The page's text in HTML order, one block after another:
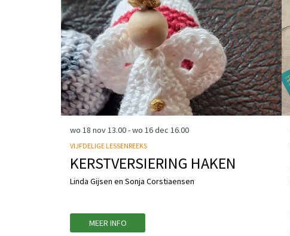
KERSTVERSIERING HAKEN
Linda Gijsen en Sonja Corstiaensen
VIJFDELIGE LESSENREEKS
wo 18 nov13.00-wo 16 dec 16.00
MEER INFO